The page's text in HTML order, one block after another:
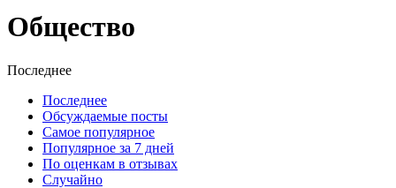
Общество
Последнее
Последнее
Обсуждаемые посты
Самое популярное
Популярное за 7 дней
По оценкам в отзывах
Случайно